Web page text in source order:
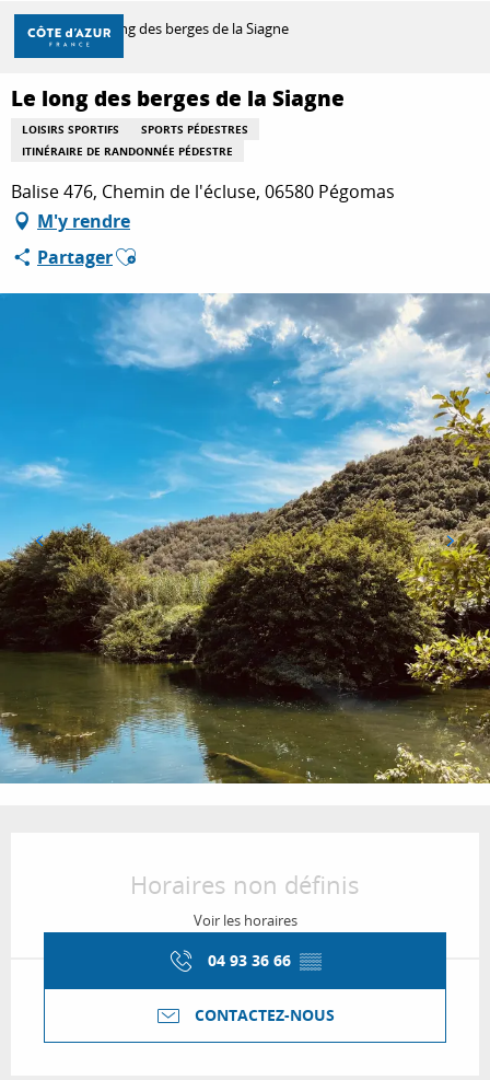
Aller
contenu
principal
DÉCOUVRIR
À FAIRE
SÉJOURNER
Accueil Le long des berges de la Siagne
Le long des berges de la Siagne
LOISIRS SPORTIFS
SPORTS PÉDESTRES
ITINÉRAIRE DE RANDONNÉE PÉDESTRE
Balise 476, Chemin de l'écluse, 06580 Pégomas
M'y rendre
PartagerAjouter aux favoris
Horaires non définis
Voir les horaires
04 93 36 66 ▒▒
CONTACTEZ-NOUS